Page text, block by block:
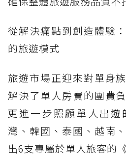
從解決痛點到創造體驗
的旅遊模式
旅遊市場正迎來對單身
解決了單人房費的團費
更進一步照顧單人出遊
灣、韓國、泰國、越南
出6支專屬於單人旅客的